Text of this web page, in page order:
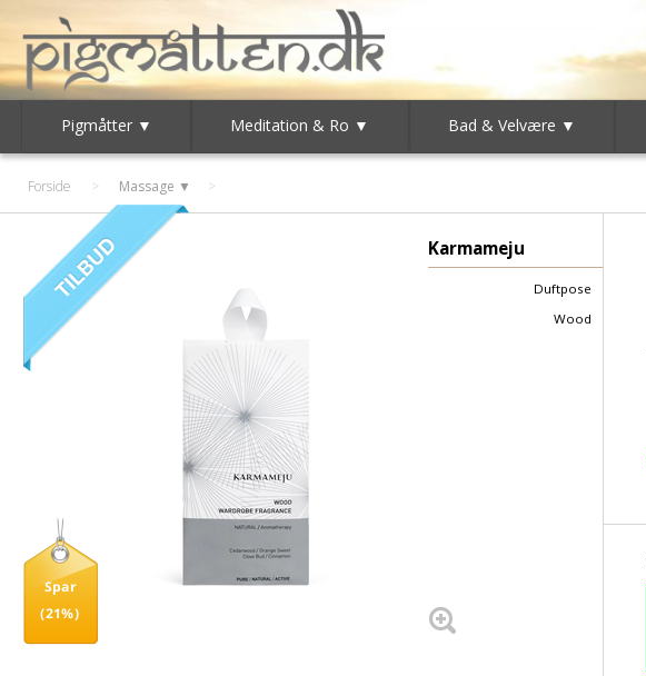
Pigmåtter ▼ Meditation & Ro ▼ Bad & Velvære ▼
Forside > Massage ▼
Karmameju
Duftpose
Wood
Spar
(21%)